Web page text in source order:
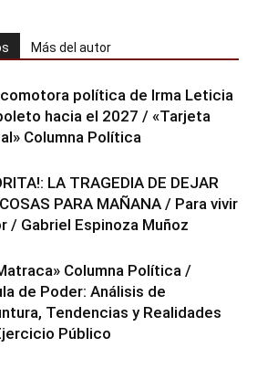
Más del autor
política de Irma Leticia
hacia el 2027 / «Tarjeta
Columna Política
LA TRAGEDIA DE DEJAR
PARA MAÑANA / Para vivir
/ Gabriel Espinoza Muñoz
Columna Política /
de Poder: Análisis de
Tendencias y Realidades
Público